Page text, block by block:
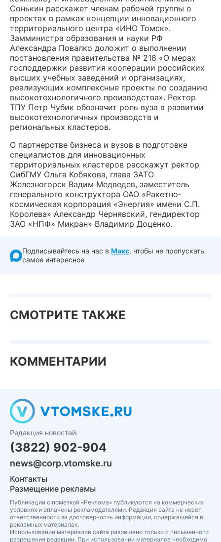
Сонькин расскажет членам рабочей группы о
проектах в рамках концепции инновационного
территориального центра «ИНО Томск».
Замминистра образования и науки РФ
Александра Повалко доложит о выполнении
постановления правительства № 218 «О мерах
господдержки развития кооперации российских
высших учебных заведений и организациях,
реализующих комплексные проекты по созданию
высокотехнологичного производства». Ректор
ТПУ Петр Чубик обозначит роль вуза в развитии
высокотехнологичных производств и
региональных кластеров.
О партнерстве бизнеса и вузов в подготовке
специалистов для инновационных
территориальных кластеров расскажут ректор
СибГМУ Ольга Кобякова, глава ЗАТО
Железногорск Вадим Медведев, заместитель
генерального конструктора ОАО «Ракетно-
космическая корпорация «Энергия» имени С.П.
Королева» Александр Чернявский, гендиректор
ЗАО «НПФ» Микран» Владимир Доценко.
Подписывайтесь на нас в Макс, чтобы не пропускать
самое интересное
СМОТРИТЕ ТАКЖЕ
КОММЕНТАРИИ
Редакция новостей:
(3822) 902-904
news@corp.vtomske.ru
Контакты
Размещение рекламы
Публикации с пометкой «Реклама» публикуются на коммерческих
условиях и оплачены рекламодателями. Редакция сайта не несет
ответственности за достоверность информации, содержащейся в
рекламных материалах.
Использование материалов сайта разрешено только с письменного
разрешения редакции. При использовании материалов необходимо